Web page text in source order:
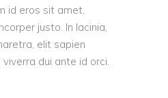
id eros sit amet,
justo. In lacinia,
elit sapien
dui ante id orci.